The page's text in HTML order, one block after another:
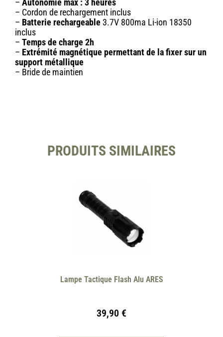
– Cordon de rechargement inclus
– Batterie rechargeable 3.7V 800ma Li-ion 18350
inclus
– Temps de charge 2h
– Extrémité magnétique permettant de la fixer sur un
support métallique
– Bride de maintien
PRODUITS SIMILAIRES
Lampe Tactique Flash Alu ARES
39,90 €